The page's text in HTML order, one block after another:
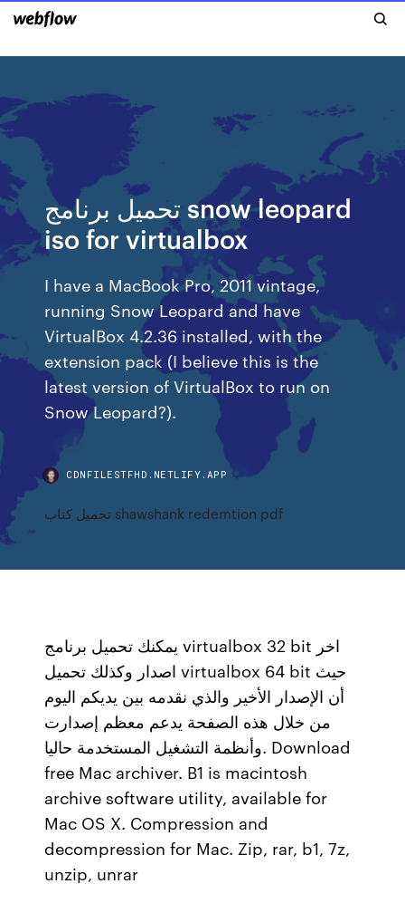
تحميل برنامج snow leopard
iso for virtualbox
I have a MacBook Pro, 2011 vintage,
running Snow Leopard and have
VirtualBox 4.2.36 installed, with the
extension pack (I believe this is the
latest version of VirtualBox to run on
Snow Leopard?).
CDNFILESTFHD.NETLIFY.APP
تحميل كتاب shawshank redemtion pdf
يمكنك تحميل برنامج virtualbox 32 bit اخر
اصدار وكذلك تحميل virtualbox 64 bit حيث
أن الإصدار الأخير والذي نقدمه بين يديكم اليوم
من خلال هذه الصفحة يدعم معظم إصدارت
وأنظمة التشغيل المستخدمة حاليا. Download
free Mac archiver. B1 is macintosh
archive software utility, available for
Mac OS X. Compression and
decompression for Mac. Zip, rar, b1, 7z,
unzip, unrar